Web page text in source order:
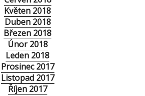
Květen 2018
Duben 2018
Březen 2018
Únor 2018
Leden 2018
Prosinec 2017
Listopad 2017
Říjen 2017